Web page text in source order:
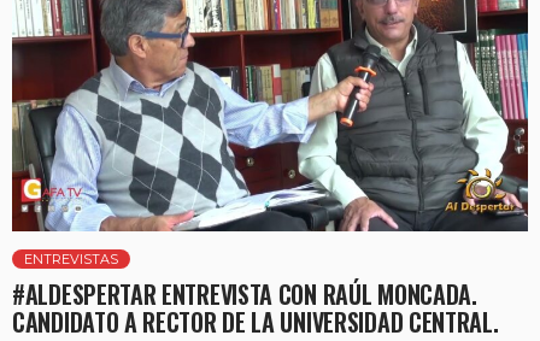
ENTREVISTAS
#ALDESPERTAR ENTREVISTA CON RAÚL MONCADA.
CANDIDATO A RECTOR DE LA UNIVERSIDAD CENTRAL.